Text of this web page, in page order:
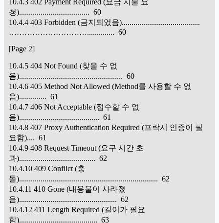
청).................................... 60
10.4.4 403 Forbidden (금지되었음)........................................
………………………….............. 60
[Page 2]
10.4.5 404 Not Found (찾을 수 없
음)..................................................... 60
10.4.6 405 Method Not Allowed (Method를 사용할 수 없
음).............. 61
10.4.7 406 Not Acceptable (접수할 수 없
음)......................................... 61
10.4.8 407 Proxy Authentication Required (프락시 인증이 필
요함).... 61
10.4.9 408 Request Timeout (요구 시간 초
과)....................................... 62
10.4.10 409 Conflict (충
돌)....................................................................... 62
10.4.11 410 Gone (내용물이 사라졌
음).................................................. 62
10.4.12 411 Length Required (길이가 필요
함)........................................ 63